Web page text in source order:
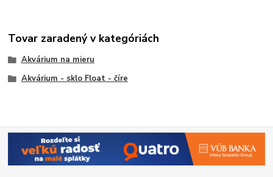
Tovar zaradený v kategóriách
Akvárium na mieru
Akvárium - sklo Float - číre